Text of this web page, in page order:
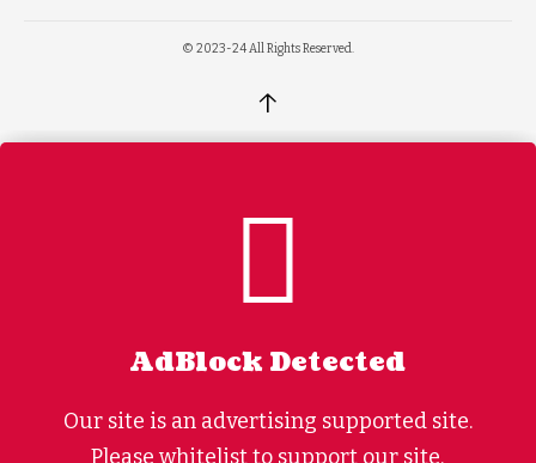
© 2023-24 All Rights Reserved.
↑
AdBlock Detected
Our site is an advertising supported site.
Please whitelist to support our site.